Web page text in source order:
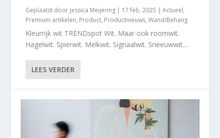
Geplaatst door Jessica Meijering | 17 feb, 2025 |Actueel,
Premium artikelen, Product, Productnieuws,Wand/Behang
Kleurrijk wit TRENDspot Wit. Maar ook roomwit.
Hagelwit. Spierwit. Melkwit. Signaalwit. Sneeuwwit....
LEES VERDER